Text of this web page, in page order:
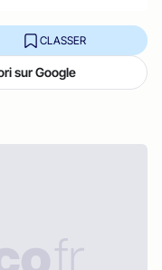
CLASSER
sur Google